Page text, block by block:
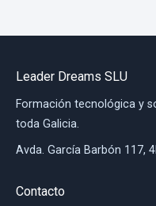
Leader Dreams SLU
Formación tecnológica y
toda Galicia.
Avda. García Barbón 117,
Contacto